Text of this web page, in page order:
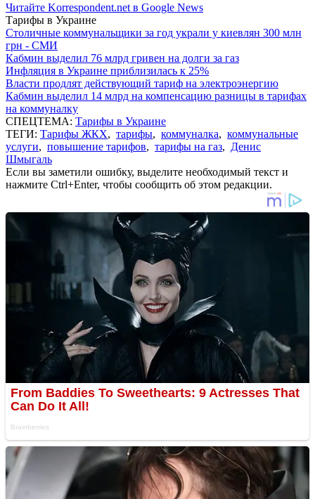
Читайте Korrespondent.net в Google News
Тарифы в Украине
Столичные коммунальщики за год украли у киевлян 300 млн
грн - СМИ
Кабмин выделил 76 млрд гривен на долги за газ
Инфляция в Украине приблизилась к 25%
Власти продлят действующий тариф на электроэнергию
Кабмин выделил 14 млрд на компенсацию разницы в тарифах
на коммуналку
СПЕЦТЕМА: Тарифы в Украине
ТЕГИ: Тарифы ЖКХ, тарифы, коммуналка, коммунальные
услуги, повышение тарифов, тарифы на газ, Денис
Шмыгаль
Если вы заметили ошибку, выделите необходимый текст и
нажмите Ctrl+Enter, чтобы сообщить об этом редакции.